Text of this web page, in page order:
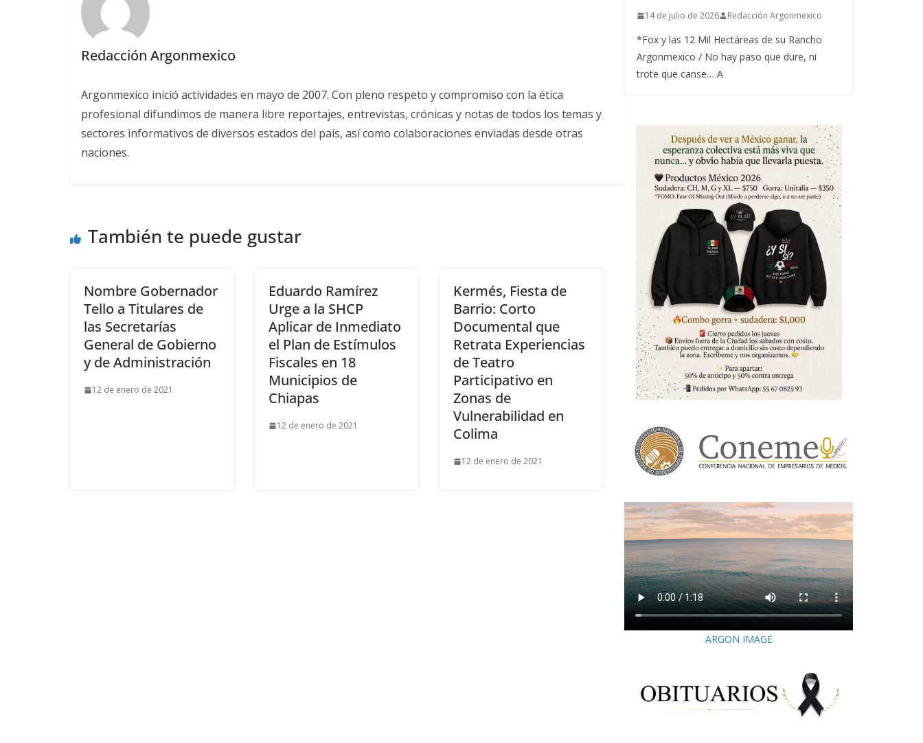
Redacción Argonmexico
Argonmexico inició actividades en mayo de 2007. Con pleno respeto y compromiso con la ética
profesional difundimos de manera libre reportajes, entrevistas, crónicas y notas de todos los temas y
sectores informativos de diversos estados del país, así como colaboraciones enviadas desde otras
naciones.
También te puede gustar
Nombre Gobernador
Tello a Titulares de
las Secretarías
General de Gobierno
y de Administración
12 de enero de 2021
Eduardo Ramírez
Urge a la SHCP
Aplicar de Inmediato
el Plan de Estímulos
Fiscales en 18
Municipios de
Chiapas
12 de enero de 2021
Kermés, Fiesta de
Barrio: Corto
Documental que
Retrata Experiencias
de Teatro
Participativo en
Zonas de
Vulnerabilidad en
Colima
12 de enero de 2021
14 de julio de 2026 Redacción Argonmexico
*Fox y las 12 Mil Hectáreas de su Rancho
Argonmexico / No hay paso que dure, ni
trote que canse… A
ARGON IMAGE